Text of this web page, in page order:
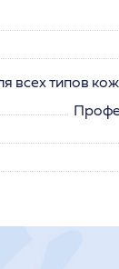
всех типов